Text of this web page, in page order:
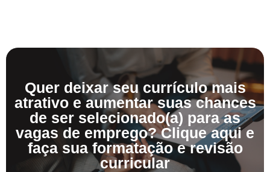
Quer deixar seu currículo mais
atrativo e aumentar suas chances
de ser selecionado(a) para as
vagas de emprego? Clique aqui e
faça sua formatação e revisão
curricular